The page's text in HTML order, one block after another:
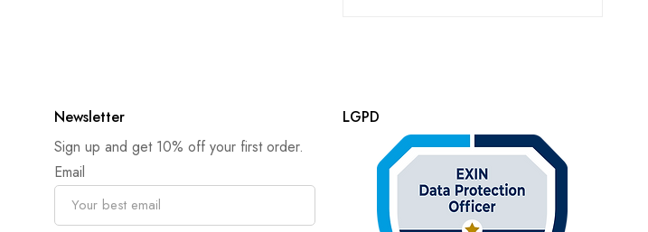
Newsletter
Sign up and get 10% off your first order.
Email
LGPD